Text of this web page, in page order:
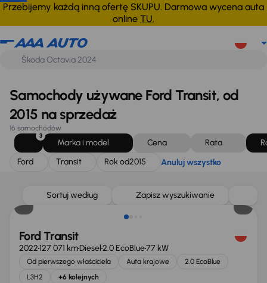
Przebijemy każdą inną ofertę SKUPU. Darmowa wycena auta
online TU.
Ford Transit Rok od2015 Anuluj wszystko
Samochody używane Ford Transit, od
2015 na sprzedaż
16 samochodów
3
Marka i model Cena Rata
Ford
Transit Rok od2015 Anuluj wszystko
Sortuj według Zapisz wyszukiwanie
Taniej o 1 500 zł
Ford Transit
2022127 071 kmDiesel2.0 EcoBlue77 kW
Od pierwszego właściciela Auta krajowe
2.0 EcoBlue
L3H2
+6 kolejnych